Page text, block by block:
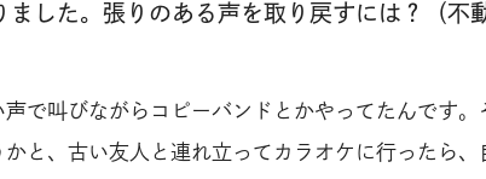
ました。張りのある声を取り戻すには？（不
で叫びながらコピーバンドとかやってたんです。
と、古い友人と連れ立ってカラオケに行ったら、